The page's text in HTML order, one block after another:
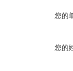
您的
您的